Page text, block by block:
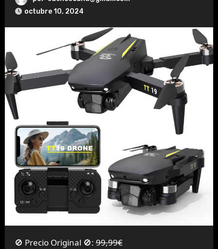
octubre 10, 2024
🚫 Precio Original 🚫:99,99€